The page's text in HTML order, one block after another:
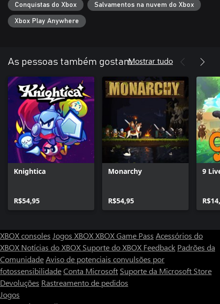
Conquistas do Xbox Salvamentos na nuvem do Xbox
Xbox Play Anywhere
As pessoas também gostamMostrar tudo
Knightica
R$54,95
Monarchy
R$54,95
9
XBOX consoles Jogos XBOXXBOX Game Pass Acessórios do
XBOX Notícias do XBOX Suporte do XBOX Feedback Padrões da
ComunidadeAviso de potenciais convulsões por
fotossensibilidadeConta Microsoft Suporte da Microsoft Store
Devoluções Rastreamento de pedidos
Jogos